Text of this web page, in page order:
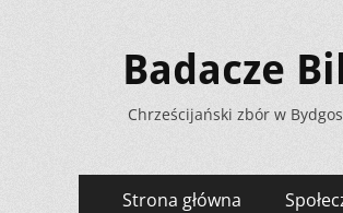
Badacze
Chrześcijański zbór w
Menu
Strona główna